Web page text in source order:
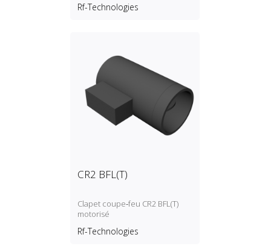
thermique)
Rf-Technologies
CR2 BFL(T)
Clapet coupe‑feu CR2 BFL(T)
motorisé
Rf-Technologies